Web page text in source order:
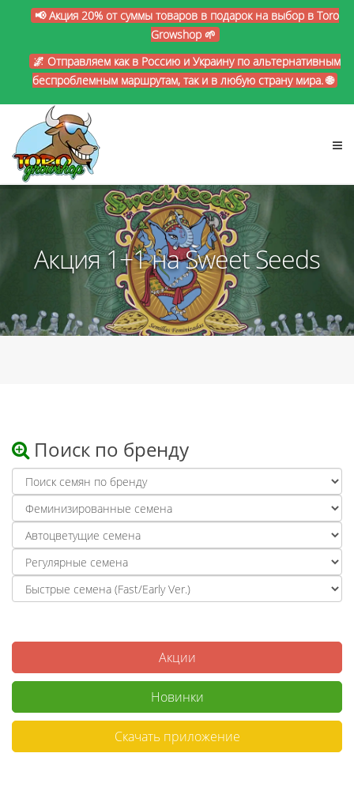
📢 Акция 20% от суммы товаров в подарок на выбор в Toro
Growshop 🌱
🌌 Отправляем как в Россию и Украину по альтернативным
беспроблемным маршрутам, так и в любую страну мира. 🌐
Акция 1+1 на Sweet Seeds
Поиск по бренду
Акции
Новинки
Скачать приложение